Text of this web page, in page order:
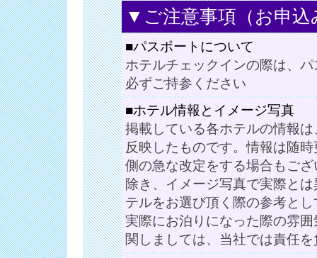
▼ご注意事項（お申
■パスポートについて
ホテルチェックインの際は、
必ずご持参ください
■ホテル情報とイメージ写真
掲載している各ホテルの情報
反映したものです。情報は随
側の急な改定をする場合もご
除き、イメージ写真で実際と
テルをお選び頂く際の参考と
実際にお泊りになった際の雰
関しましては、当社では責任